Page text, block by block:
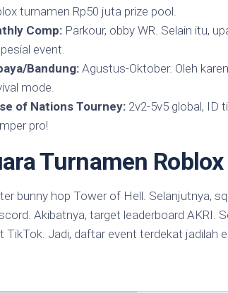
turnamen Rp50 juta prize pool.
Comp: Parkour, obby WR. Selain itu,
event.
Bandung: Agustus-Oktober. Oleh
mode.
of Nations Tourney: 2v2-5v5 global, ID
pro!
Turnamen Roblox
bunny hop Tower of Hell. Selanjutnya,
Akibatnya, target leaderboard AKRI.
TikTok. Jadi, daftar event terdekat jadilah